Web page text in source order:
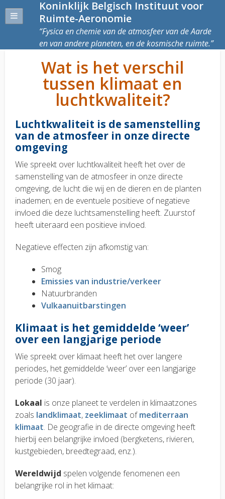
Koninklijk Belgisch Instituut voor
Ruimte-Aeronomie
Fysica en chemie van de atmosfeer van de Aarde
en van andere planeten, en de kosmische ruimte.
Wat is het verschil
tussen klimaat en
luchtkwaliteit?
Luchtkwaliteit is de samenstelling
van de atmosfeer in onze directe
omgeving
Wie spreekt over luchtkwaliteit heeft het over de
samenstelling van de atmosfeer in onze directe
omgeving, de lucht die wij en de dieren en de planten
inademen; en de eventuele positieve of negatieve
invloed die deze luchtsamenstelling heeft. Zuurstof
heeft uiteraard een positieve invloed.
Negatieve effecten zijn afkomstig van:
Smog
Emissies van industrie/verkeer
Natuurbranden
Vulkaanuitbarstingen
Klimaat is het gemiddelde ‘weer’
over een langjarige periode
Wie spreekt over klimaat heeft het over langere
periodes, het gemiddelde ‘weer’ over een langjarige
periode (30 jaar).
Lokaal is onze planeet te verdelen in klimaatzones
zoals landklimaat, zeeklimaat ofmediterraan
klimaat. De geografie in de directe omgeving heeft
hierbij een belangrijke invloed (bergketens, rivieren,
kustgebieden, breedtegraad, enz.).
Wereldwijd spelen volgende fenomenen een
belangrijke rol in het klimaat: